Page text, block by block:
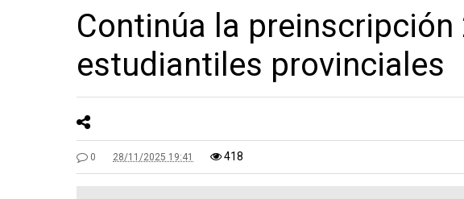
Continúa la
estudiantiles provinciales
0 28/11/2025 19:41 418